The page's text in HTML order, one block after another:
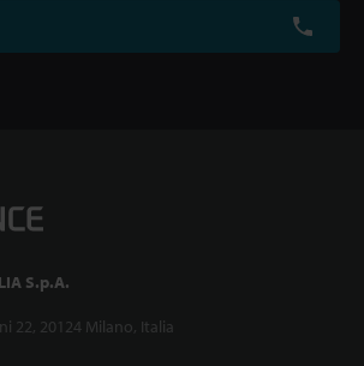
S.p.A.
22, 20124 Milano, Italia